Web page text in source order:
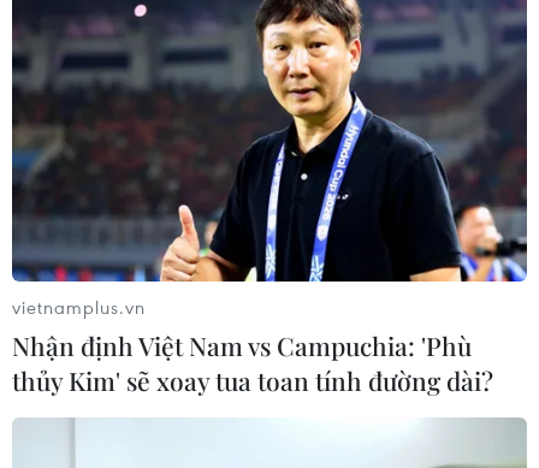
vietnamplus.vn
Nhận định Việt Nam vs Campuchia: 'Phù
thủy Kim' sẽ xoay tua toan tính đường dài?